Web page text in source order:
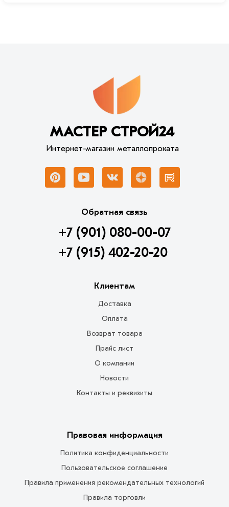
МАСТЕР СТРОЙ24
Интернет-магазин металлопроката
Обратная связь
+7 (901) 080-00-07
+7 (915) 402-20-20
Клиентам
Доставка
Оплата
Возврат товара
Прайс лист
О компании
Новости
Контакты и реквизиты
Правовая информация
Политика конфиденциальности
Пользовательское соглашение
Правила применения рекомендательных технологий
Правила торговли